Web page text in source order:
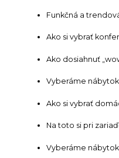
Funkčná a
Ako si vybrať
Ako dosiahnuť
Vyberáme
Ako si vybrať
Na toto si pri
Vyberáme